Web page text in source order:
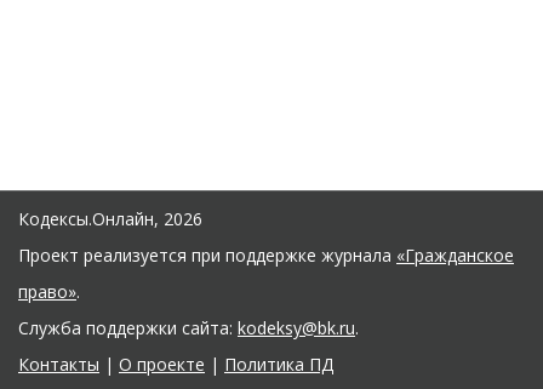
Кодексы.Онлайн, 2026
Проект реализуется при поддержке журнала «Гражданское
право».
Служба поддержки сайта: kodeksy@bk.ru.
Контакты | О проекте | Политика ПД